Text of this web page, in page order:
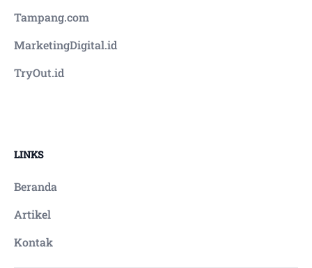
Tampang.com
MarketingDigital.id
TryOut.id
LINKS
Beranda
Artikel
Kontak